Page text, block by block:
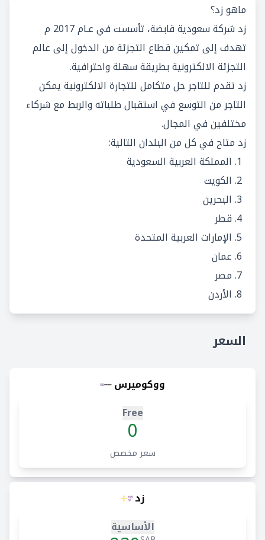
ماهو زد؟
زد شركة سعودية قابضة، تأسست في عـام 2017 م
تهدف إلى تمكين قطاع التجزئة من الدخول إلى عالم
التجزئة الالكترونية بطريقة سهلة واحترافية.
زد تقدم للتاجر حل متكامل للتجارة الالكترونية يمكن
التاجر من التوسع في استقبال طلباته والربط مع شركاء
مختلفين في المجال.
زد متاح في كل من البلدان التالية:
المملكة العربية السعودية
الكويت
البحرين
قطر
الإمارات العربية المتحدة
عمان
مصر
الأردن
السعر
ووكوميرس
Free
0
سعر مخصص
زد
الأساسية